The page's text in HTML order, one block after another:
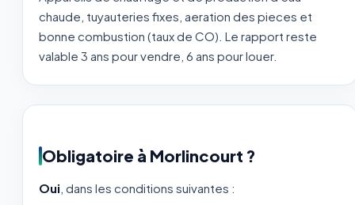
chaude, tuyauteries fixes, aeration des pieces et
bonne combustion (taux de CO). Le rapport reste
valable 3 ans pour vendre, 6 ans pour louer.
Obligatoire à Morlincourt ?
Oui , dans les conditions suivantes :